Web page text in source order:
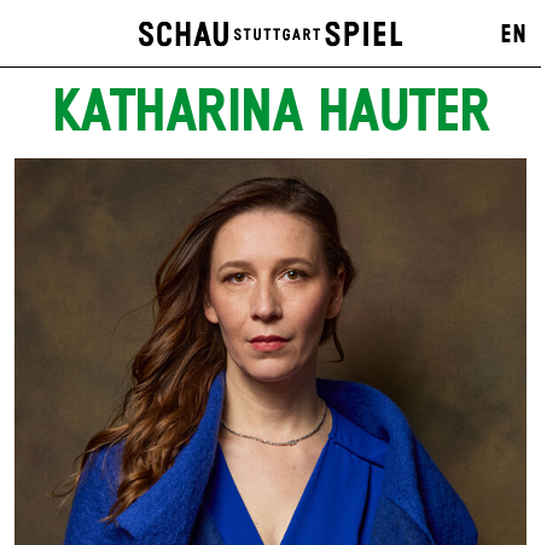
EN
KATHARINA HAUTER